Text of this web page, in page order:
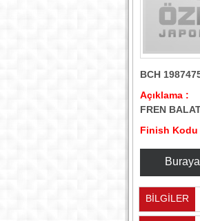
BCH
Açıklama :
FREN
Finish Kodu
BİLGİLER